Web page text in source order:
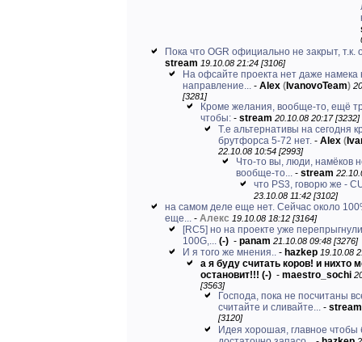
Пока что OGR официально не закрыт, т.к.
stream 19.10.08 21:24 [3106]
На офсайте проекта нет даже намека
направление... - Alex ( IvanovoTeam)
[3281]
Кроме желания, вообще-то, ещё
чтобы: - stream 20.10.08 20:17 [3232]
Т.е альтернативы на сегодня
брутфорса 5-72 нет. - Alex (
22.10.08 10:54 [2993]
Что-то вы, люди, намёков
вообще-то... - stream
что PS3, говорю же -
23.10.08 11:42 [3102]
на самом деле еще нет. Сейчас около
еще... - Алекс 19.10.08 18:12 [3164]
[RC5] но на проекте уже
100G,... (-) - panam 21.10.08 09:48 [3276]
И я того же мнения.. - hazkep 19.10.08
а я буду считать коров! и нихто
остановит!!! (-) - maestro_sochi
[3563]
Господа, пока не посчитаны
считайте и сливайте... - stream
[3120]
Идея хорошая, главное чтобы